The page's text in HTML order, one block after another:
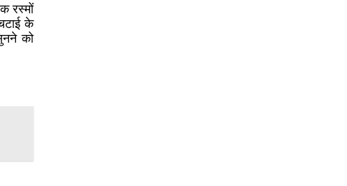
रस्मों
के
को